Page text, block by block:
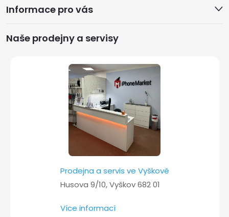
a
Informace pro vás
Naše prodejny a servisy
Prodejna a servis ve Vyškově
Husova 9/10, Vyškov 682 01
Více informací